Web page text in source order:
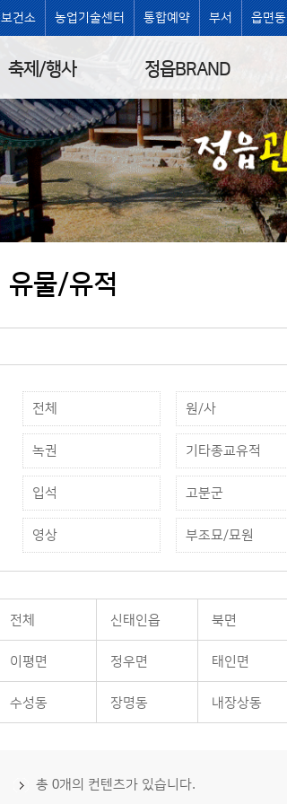
보건소 농업기술센터 통합예약 부서 읍면동
축제/행사 정읍BRAND
유물/유적
전체 원/사
녹권 기타종교유적
입석 고분군
영상 부조묘/묘원
전체 신태인읍 북면
이평면 정우면 태인면
수성동 장명동 내장상동
총 0개의 컨텐츠가 있습니다.